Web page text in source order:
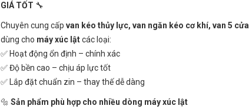
GIÁ TỐT 🔧
Chuyên cung cấp van kéo thủy lực, van ngăn kéo cơ khí, van 5 cửa
dùng cho máy xúc lậtcác loại:
✅ Hoạt động ổn định – chính xác
✅ Độ bền cao – chịu áp lực tốt
✅ Lắp đặt chuẩn zin – thay thế dễ dàng
🔩 Sản phẩm phù hợp cho nhiều dòng máy xúc lật